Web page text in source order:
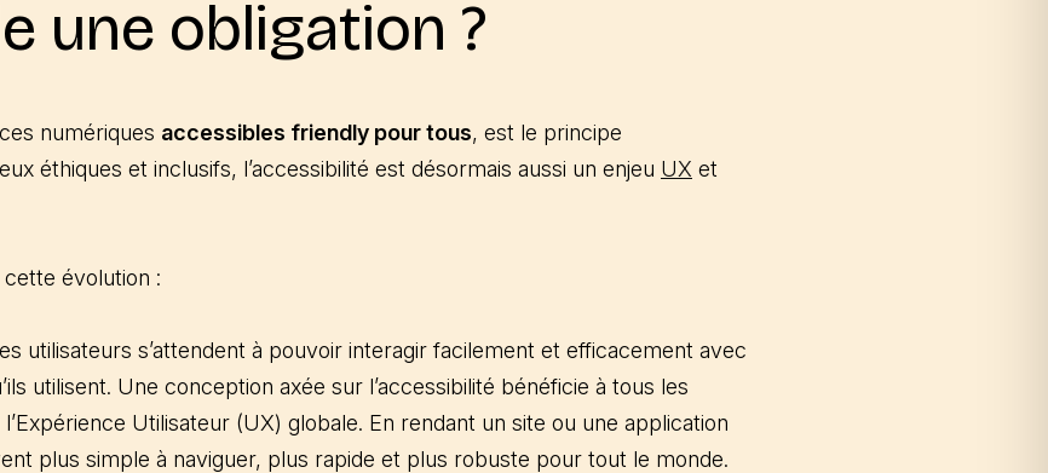
une obligation ?
numériques accessibles friendly pour tous, est le principe
éthiques et inclusifs, l’accessibilité est désormais aussi un enjeu UX et
évolution :
utilisateurs s’attendent à pouvoir interagir facilement et efficacement avec
utilisent. Une conception axée sur l’accessibilité bénéficie à tous les
Utilisateur (UX) globale. En rendant un site ou une application
plus simple à naviguer, plus rapide et plus robuste pour tout le monde.